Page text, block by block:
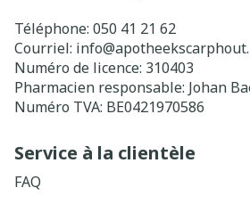
Téléphone: 050 41 21 62
Courriel: info@
Numéro de licence: 310403
Pharmacien responsable: Johan
Numéro TVA: BE0421970586
Service à la clientèle
FAQ